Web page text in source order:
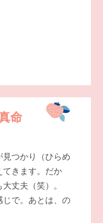
命
見つかり（ひらめ
てきます。だか
丈夫（笑）。
じで。あとは、の